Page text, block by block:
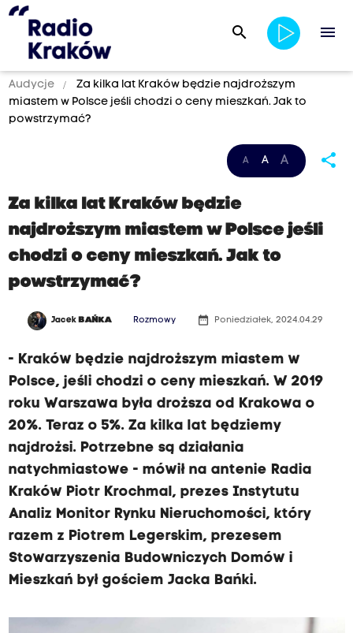
search menu
Audycje
Za kilka lat Kraków będzie najdroższym
miastem w Polsce jeśli chodzi o ceny mieszkań. Jak to
powstrzymać?
A A A share
Za kilka lat Kraków będzie
najdroższym miastem w Polsce jeśli
chodzi o ceny mieszkań. Jak to
powstrzymać?
Jacek BAŃKA Rozmowy date_range Poniedziałek, 2024.04.29
- Kraków będzie najdroższym miastem w
Polsce, jeśli chodzi o ceny mieszkań. W 2019
roku Warszawa była droższa od Krakowa o
20%. Teraz o 5%. Za kilka lat będziemy
najdrożsi. Potrzebne są działania
natychmiastowe - mówił na antenie Radia
Kraków Piotr Krochmal, prezes Instytutu
Analiz Monitor Rynku Nieruchomości, który
razem z Piotrem Legerskim, prezesem
Stowarzyszenia Budowniczych Domów i
Mieszkań był gościem Jacka Bańki.